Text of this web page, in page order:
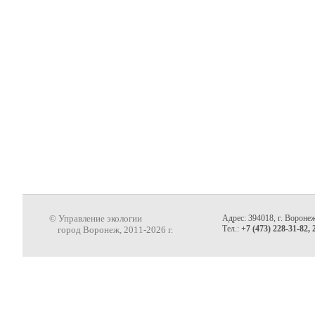
© Управление экологии
город Воронеж, 2011-2026 г.
Адрес: 394018, г.
Тел.: +7 (473) 228-31-82,